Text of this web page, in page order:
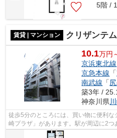
5階 /
賃貸 | マンション クリザンテム
10.1万円
京浜東北線
京急本線 「
南武線 「
築3年 /
神奈川県
徒歩5分のところには、買い物に便利な
崎プラザ」があります。駅が周辺に2
観タイル張りの物件です。朝に慌てるこ